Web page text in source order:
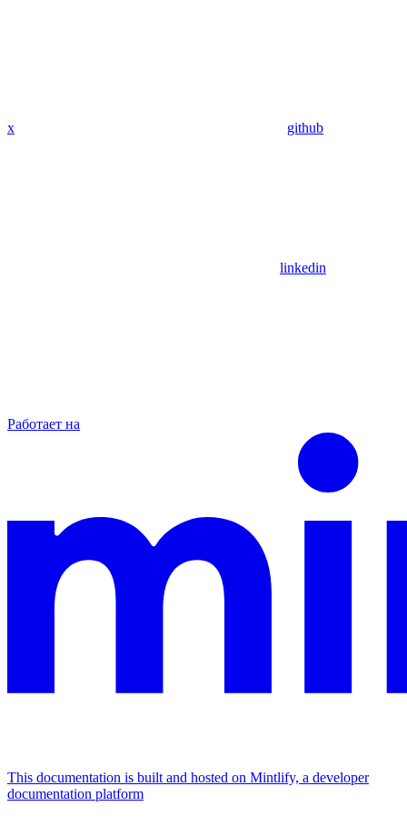
x github
linkedin
Работает на
This documentation is built and hosted on Mintlify, a developer
documentation platform